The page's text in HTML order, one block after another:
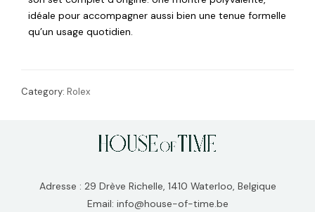
idéale pour accompagner aussi bien une tenue formelle
qu’un usage quotidien.
Category: Rolex
Adresse : 29 Drève Richelle, 1410 Waterloo, Belgique
Email: info@house-of-time.be